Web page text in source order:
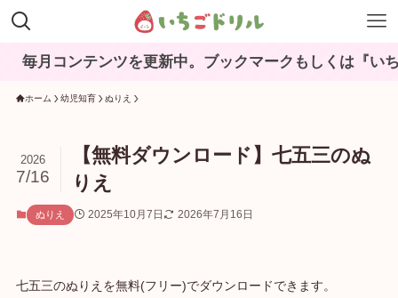
月コンテンツを更新中。ブックマークもしくは『いちご
ホーム 幼児知育 ぬりえ
【無料ダウンロード】七五三のぬ
りえ
2026
7/16
ぬりえ 2025年10月7日 2026年7月16日
七五三のぬりえを無料(フリー)でダウンロードできます。